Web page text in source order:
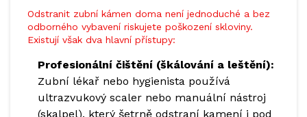
Odstranit zubní kámen doma není jednoduché a bez
odborného vybavení riskujete poškození skloviny.
Existují však dva hlavní přístupy:
Profesionální čištění (škálování a leštění):
Zubní lékař nebo hygienista používá
ultrazvukový scaler nebo manuální nástroj
(skalpel), který šetrně odstraní kamení i pod